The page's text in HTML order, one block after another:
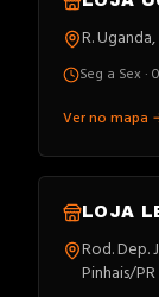
R.
Seg a Sex ·
Ver no mapa
LOJA
Rod. Dep.
Pinhais/